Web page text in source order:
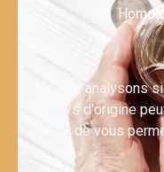
Nous analysons
pays d'origine
afin de vous